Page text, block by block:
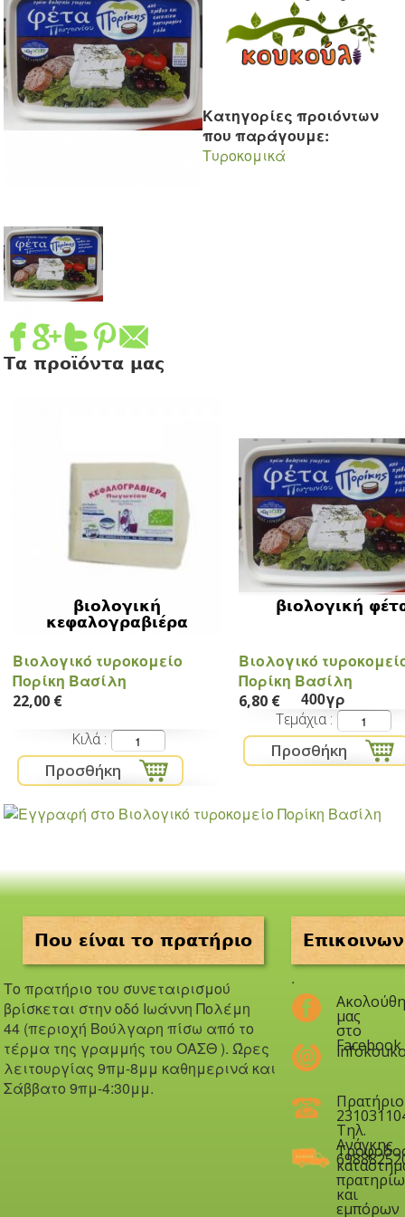
Κατηγορίες προιόντων
που παράγουμε:
Tυροκομικά
Τα προϊόντα μας
βιολογική
κεφαλογραβιέρα
Βιολογικό τυροκομείο
Πορίκη Βασίλη
22,00 €
Κιλά
βιολογική
Βιολογικό
Πορίκη Βασίλη
6,80 € 400γρ
Τεμάχια
Που είναι το πρατήριο
Το πρατήριο του συνεταιρισμού
βρίσκεται στην οδό Iωάννη Πολέμη
44 (περιοχή Βούλγαρη πίσω από το
τέρμα της γραμμής του ΟΑΣΘ ). Ώρες
λειτουργίας 9πμ-8μμ καθημερινά και
Σάββατο 9πμ-4:30μμ.
.
μας
στο
Facebook
Πρατήριο
Τηλ.
Ανάγκης
και
εμπόρων